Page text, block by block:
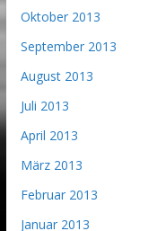
Oktober 2013
September 2013
August 2013
Juli 2013
April 2013
März 2013
Februar 2013
Januar 2013